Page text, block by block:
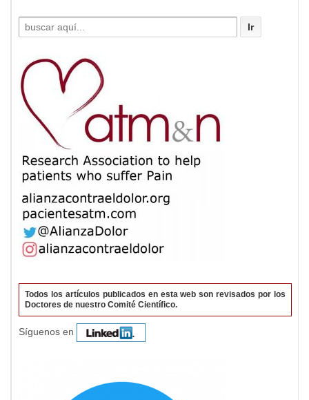
Buscar
por:
Todos los artículos publicados en esta web son revisados por los
Doctores de nuestro Comité Científico.
Síguenos en